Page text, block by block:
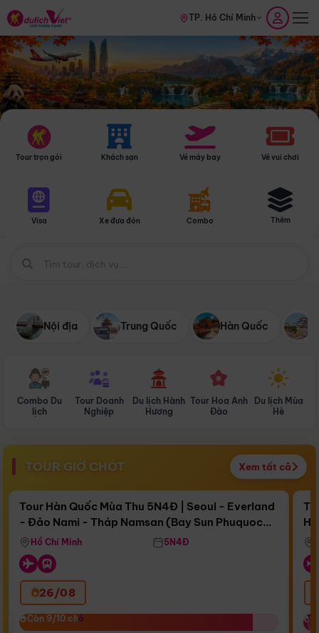
TP. Hồ Chí Minh
Tour trọn gói Khách sạn Vé máy bay Vé vui chơi
Visa Xe đưa đón Combo Thêm
Nội địa Trung Quốc Hàn Quốc
Combo Du
lịch
Tour Doanh
Nghiệp
Du lịch Hành
Hương
Tour Hoa Anh
Đào
Du lịch Mùa
Hè
TOUR GIỜ CHÓT Xem tất cả
Còn17 ngày 10:31:45
Bay Sun Phuquoc Airways
Điểm nổi bật
Tour Hàn Quốc Mùa Thu 5N4Đ | Seoul - Everland
- Đảo Nami - Tháp Namsan (Bay Sun Phuquoc
Airways)
Hồ Chí Minh 5N4Đ
26/08
Còn 9/10 chỗ
Còn 9/10 chỗ